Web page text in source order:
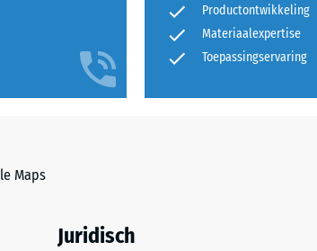
poriën,
holtes
ligt
Productontwikkeling
Materiaalexpertise
Toepassingservaring
Maps
Juridisch